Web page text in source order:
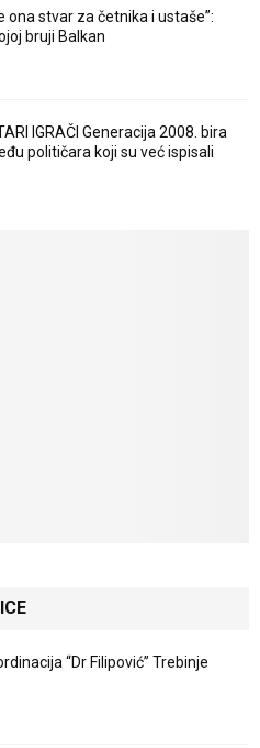
ona stvar za četnika i ustaše”:
bruji Balkan
IGRAČI Generacija 2008. bira
političara koji su već ispisali
“Dr Filipović” Trebinje